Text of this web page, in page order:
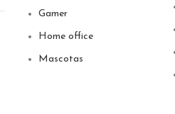
Gamer
Home office
Mascotas